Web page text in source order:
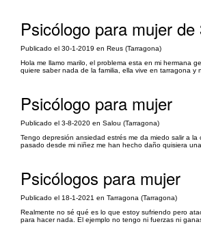
Psicólogo para mujer de
Publicado el 30-1-2019 en Reus (Tarragona)
Hola me llamo marilo, el problema esta en mi hermana
quiere saber nada de la familia, ella vive en tarragona y
Psicólogo para mujer
Publicado el 3-8-2020 en Salou (Tarragona)
Tengo depresión ansiedad estrés me da miedo salir a
pasado desde mi niñez me han hecho daño quisiera
Psicólogos para mujer
Publicado el 18-1-2021 en Tarragona (Tarragona)
Realmente no sé qué es lo que estoy sufriendo pero
para hacer nada. El ejemplo no tengo ni fuerzas ni